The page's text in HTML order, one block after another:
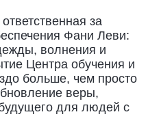
за
Фани Леви:
волнения и
Центра обучения и
больше, чем просто
веры,
для людей с